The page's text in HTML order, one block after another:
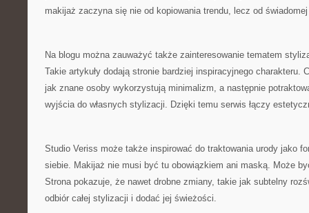
makijaż zaczyna się nie od kopiowania trendu, lecz od
Na blogu można zauważyć także zainteresowanie tematem
Takie artykuły dodają stronie bardziej inspiracyjnego charakteru.
jak znane osoby wykorzystują minimalizm, a następnie
wyjścia do własnych stylizacji. Dzięki temu serwis łączy
Studio Veriss może także inspirować do traktowania urody jako
siebie. Makijaż nie musi być tu obowiązkiem ani maską. Może
Strona pokazuje, że nawet drobne zmiany, takie jak subtelny
odbiór całej stylizacji i dodać jej świeżości.